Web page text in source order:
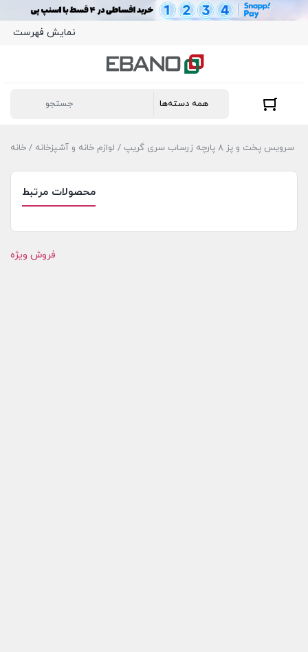
نمایش فهرست
خانه / لوازم خانه و آشپزخانه / سرویس پخت و پز 8 پارچه زرساب سری گریپ
محصولات مرتبط
فروش ویژه